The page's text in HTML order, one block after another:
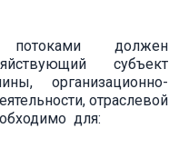
должен
субъект
организационно-
отраслевой
для: